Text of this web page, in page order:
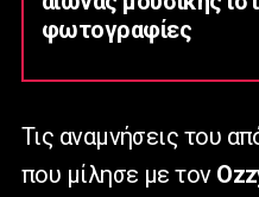
φωτογραφίες
Τις αναμνήσεις του
που μίλησε με τον